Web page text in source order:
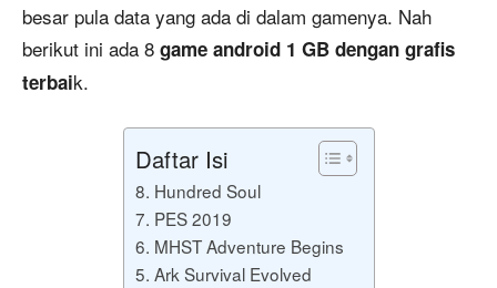
besar pula data yang ada di dalam gamenya. Nah
berikut ini ada 8 game android 1 GB dengan grafis
terbaik.
Daftar Isi
8. Hundred Soul
7. PES 2019
6. MHST Adventure Begins
5. Ark Survival Evolved